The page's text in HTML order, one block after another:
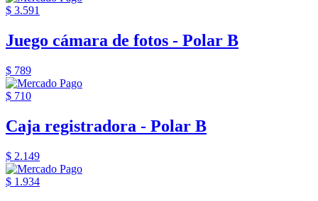
$ 3.591
Juego cámara de fotos - Polar B
$ 789
$ 710
Caja registradora - Polar B
$ 2.149
$ 1.934